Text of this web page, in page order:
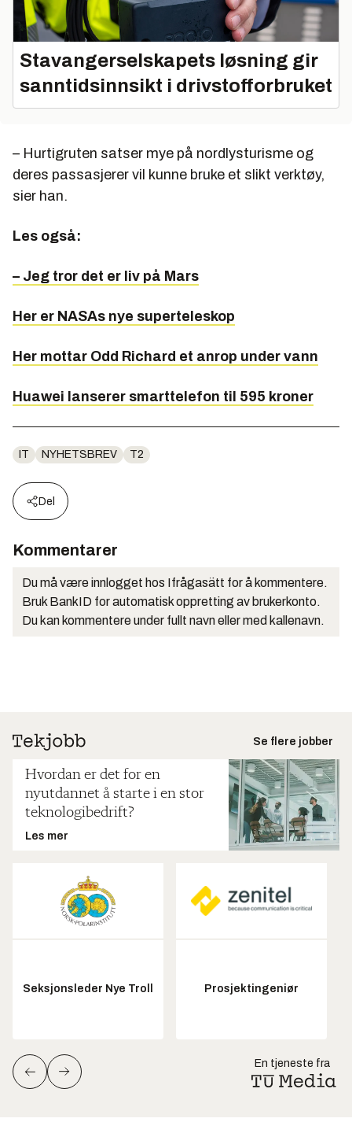
Stavangerselskapets løsning gir
sanntidsinnsikt i drivstofforbruket
– Hurtigruten satser mye på nordlysturisme og
deres passasjerer vil kunne bruke et slikt verktøy,
sier han.
Les også:
– Jeg tror det er liv på Mars
Her er NASAs nye superteleskop
Her mottar Odd Richard et anrop under vann
Huawei lanserer smarttelefon til 595 kroner
IT NYHETSBREV T2
Del
Kommentarer
Du må være innlogget hos Ifrågasätt for å kommentere.
Bruk BankID for automatisk oppretting av brukerkonto.
Du kan kommentere under fullt navn eller med kallenavn.
Se flere jobber
Hvordan er det for en
nyutdannet å starte i en stor
teknologibedrift?
Les mer
Seksjonsleder Nye Troll Prosjektingeniør
En tjeneste fra